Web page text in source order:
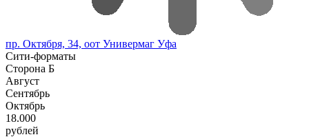
пр. Октября, 34, оот Универмаг Уфа
Сити-форматы
Сторона Б
Август
Сентябрь
Октябрь
18.000
рублей